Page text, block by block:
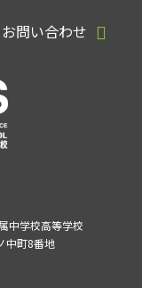
お問い合わせ
中学校高等学校
中町8番地